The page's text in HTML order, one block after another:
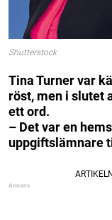
Shutterstock
Tina Turner var
röst, men i slutet
ett ord.
– Det var en
uppgiftslämnare